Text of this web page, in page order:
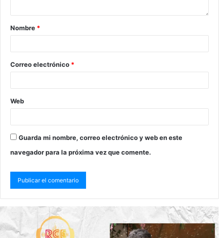
Nombre *
Correo electrónico *
Web
Guarda mi nombre, correo electrónico y web en este
navegador para la próxima vez que comente.